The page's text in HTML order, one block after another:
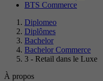
BTS Commerce
Diplomeo
Diplômes
Bachelor
Bachelor Commerce
3 - Retail dans le Luxe
À propos